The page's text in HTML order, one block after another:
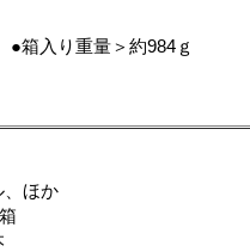
入り重量＞約984ｇ
、ほか
箱